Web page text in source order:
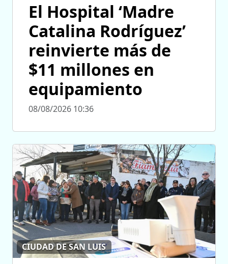
El Hospital ‘Madre
Catalina Rodríguez’
reinvierte más de
$11 millones en
equipamiento
08/08/2026 10:36
CIUDAD DE SAN LUIS